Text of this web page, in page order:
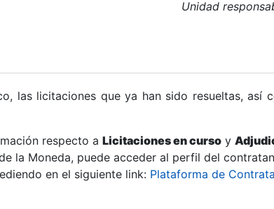
Unidad
las licitaciones que ya han sido resueltas, así
respecto a Licitaciones en curso y
la Moneda, puede acceder al perfil del
en el siguiente link: Plataforma de